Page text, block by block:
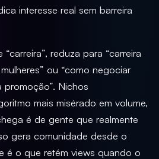
interesse real sem barreira
reduza para “carreira
ou “como negociar
promoção”. Nichos
mais misérado em volume,
é de gente que realmente
gera comunidade desde o
o que retém views quando o